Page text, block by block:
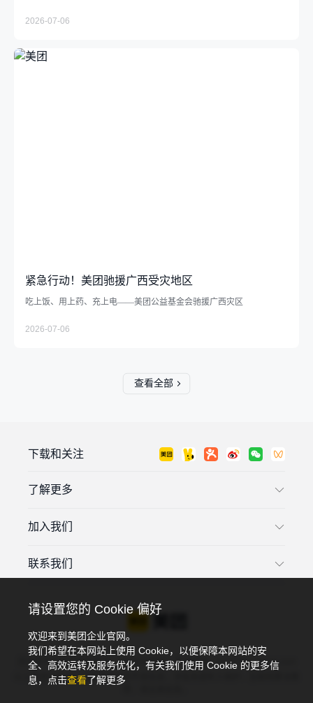
2026-07-06
紧急行动！美团驰援广西受灾地区
吃上饭、用上药、充上电——美团公益基金会驰援广西灾区
2026-07-06
查看全部
请设置您的 Cookie 偏好
欢迎来到美团企业官网。
我们希望在本网站上使用 Cookie，以便保障本网站的安
全、高效运转及服务优化，有关我们使用 Cookie 的更多信
息，点击查看了解更多
了解更多
加入我们
联系我们
下载和关注
违法和不良信息投诉电话：4006018900，投诉邮箱：tousu@meituan.com
以上渠道可投诉：互联网违法和不良信息，涉及未成年人保护、互联网算法推